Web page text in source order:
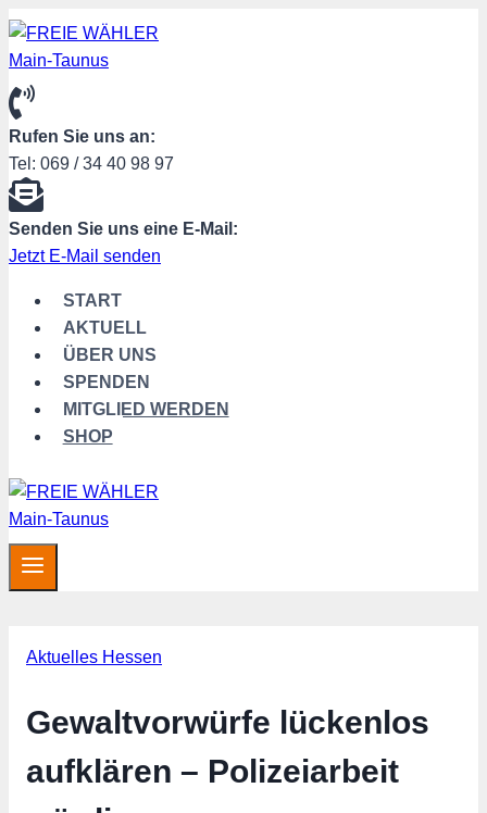
Zum
Rufen Sie uns an:
Tel: 069 / 34 40 98 97
Senden Sie uns eine E-Mail:
Jetzt E-Mail senden
START
AKTUELL
ÜBER UNS
SPENDEN
MITGLIED WERDEN
SHOP
Aktuelles Hessen
Gewaltvorwürfe lückenlos
aufklären – Polizeiarbeit